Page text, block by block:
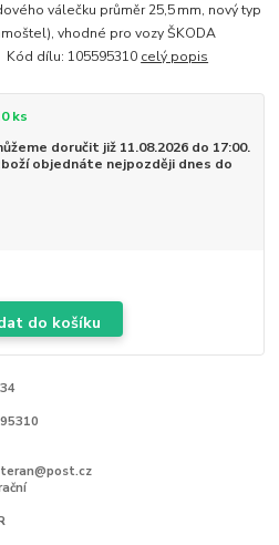
válečku průměr 25,5 mm, nový typ
vhodné pro vozy ŠKODA
Kód dílu: 105595310 celý popis
ks
doručit již 11.08.2026 do 17:00.
objednáte nejpozději dnes do
do košíku